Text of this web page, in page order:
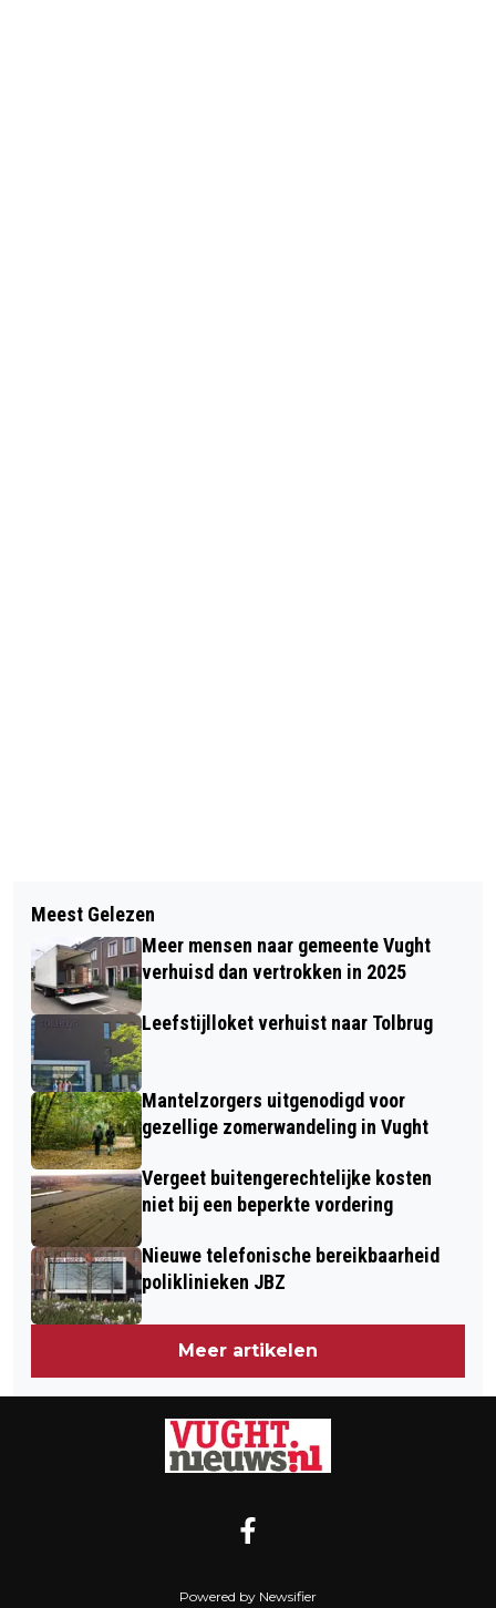
40 JAAR AFDELING KORT VERBLIJF:
SLIMMER ORGANISEREN, MET DE
PATIËNT CENTRAAL
PRIJZEN EXTRA TREKKING
POSTCODELOTERIJ GEMEENTE VUGHT
Meest Gelezen
Meer mensen naar gemeente Vught
verhuisd dan vertrokken in 2025
Leefstijlloket verhuist naar Tolbrug
Mantelzorgers uitgenodigd voor
gezellige zomerwandeling in Vught
Vergeet buitengerechtelijke kosten
niet bij een beperkte vordering
Nieuwe telefonische bereikbaarheid
poliklinieken JBZ
Meer artikelen
Powered by Newsifier